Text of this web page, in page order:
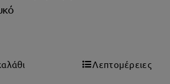
Λεπτομέρειες